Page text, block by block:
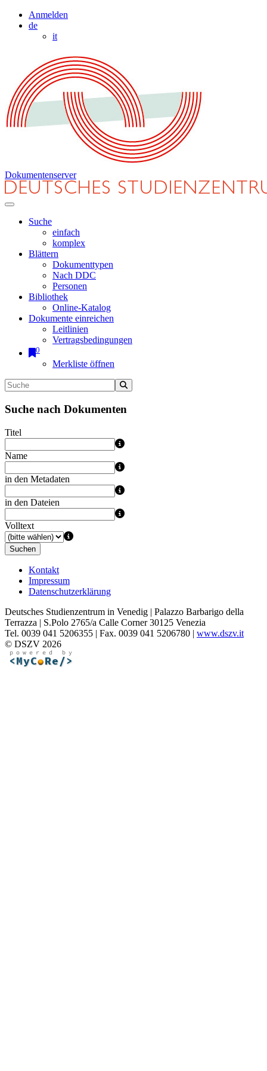
Anmelden
de
it
Dokumentenserver
Suche
einfach
komplex
Blättern
Dokumenttypen
Nach DDC
Personen
Bibliothek
Online-Katalog
Dokumente einreichen
Leitlinien
Vertragsbedingungen
0
Merkliste öffnen
Suche nach Dokumenten
Titel
Name
in den Metadaten
in den Dateien
Volltext
Suchen
Kontakt
Impressum
Datenschutzerklärung
Deutsches Studienzentrum in Venedig | Palazzo Barbarigo della
Terrazza | S.Polo 2765/a Calle Corner 30125 Venezia
Tel. 0039 041 5206355 | Fax. 0039 041 5206780 | www.dszv.it
© DSZV 2026